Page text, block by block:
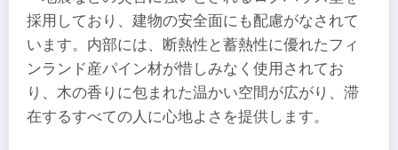
採用しており、建物の安全面にも配慮がなされて
います。内部には、断熱性と蓄熱性に優れたフィ
ンランド産パイン材が惜しみなく使用されてお
り、木の香りに包まれた温かい空間が広がり、滞
在するすべての人に心地よさを提供します。